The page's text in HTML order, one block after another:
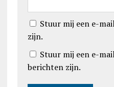
Stuur mij een e-
zijn.
Stuur mij een e-
berichten zijn.